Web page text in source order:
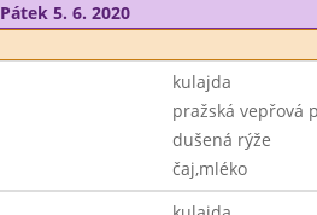
Pátek 5. 6. 2020
kulajda
pražská vepřová
dušená rýže
čaj,mléko